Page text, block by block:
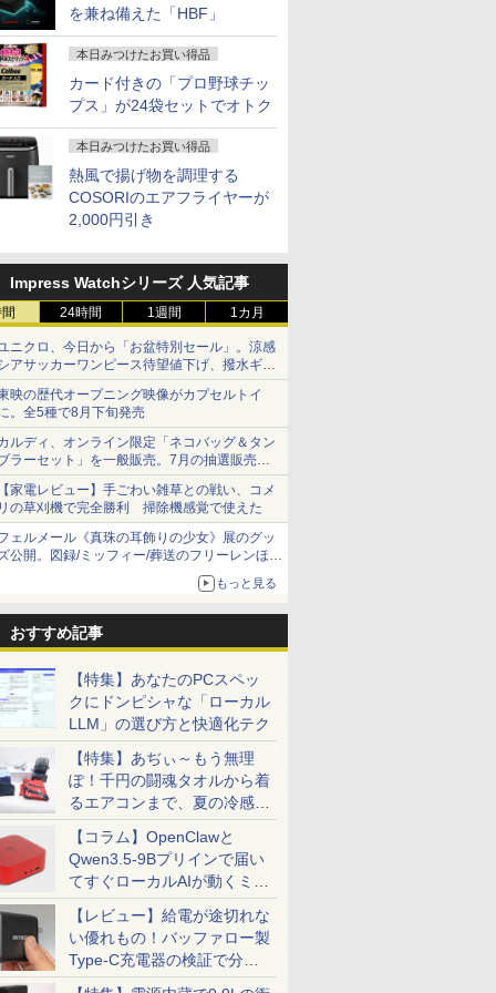
を兼ね備えた「HBF」
本日みつけたお買い得品
カード付きの「プロ野球チッ
プス」が24袋セットでオトク
本日みつけたお買い得品
熱風で揚げ物を調理する
COSORIのエアフライヤーが
2,000円引き
Impress Watchシリーズ 人気記事
24時間 1週間 1カ月
ニクロ、今日から「お盆特別セール」。涼感
アサッカーワンピース待望値下げ、撥水ギア
ョーツは1990円に
映の歴代オープニング映像がカプセルトイ
。全5種で8月下旬発売
ルディ、オンライン限定「ネコバッグ＆タン
ラーセット」を一般販売。7月の抽選販売の
選無効分
家電レビュー】手ごわい雑草との戦い、コメ
の草刈機で完全勝利 掃除機感覚で使えた
ェルメール《真珠の耳飾りの少女》展のグッ
公開。図録/ミッフィー/葬送のフリーレンほ
もっと見る
おすすめ記事
【特集】あなたのPCスペッ
クにドンピシャな「ローカル
LLM」の選び方と快適化テク
【特集】あぢぃ～もう無理
ぽ！千円の闘魂タオルから着
るエアコンまで、夏の冷感グ
ッズ一挙紹介
【コラム】OpenClawと
Qwen3.5-9Bプリインで届い
てすぐローカルAIが動くミニ
PC「SER9 Pro」
【レビュー】給電が途切れな
い優れもの！バッファロー製
Type-C充電器の検証で分か
ったこと